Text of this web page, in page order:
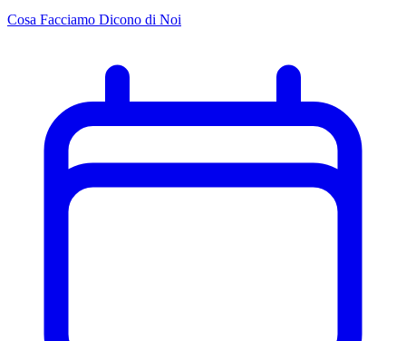
Cosa Facciamo Dicono di Noi